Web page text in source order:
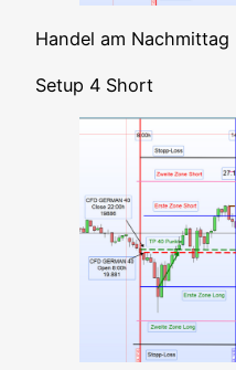
Han­del am Nachmittag
Set­up 4 Short